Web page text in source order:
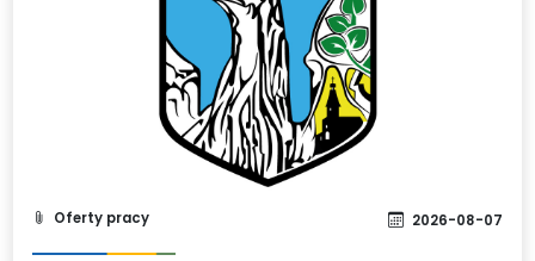
Oferty pracy 2026-08-07